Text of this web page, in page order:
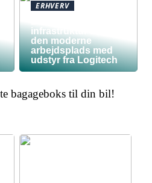
ERHVERV
infrastruktur bag
den moderne
arbejdsplads med
udstyr fra Logitech
bagageboks til din bil!